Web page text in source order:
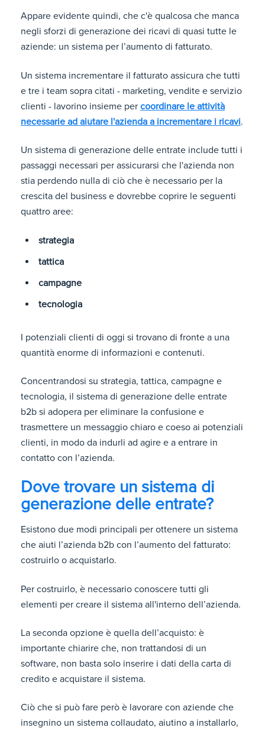
Appare evidente quindi, che c'è qualcosa che manca
negli sforzi di generazione dei ricavi di quasi tutte le
aziende: un sistema per l’aumento di fatturato.
Un sistema incrementare il fatturato assicura che tutti
e tre i team sopra citati - marketing, vendite e servizio
clienti - lavorino insieme per coordinare le attività
necessarie ad aiutare l'azienda a incrementare i ricavi.
Un sistema di generazione delle entrate include tutti i
passaggi necessari per assicurarsi che l'azienda non
stia perdendo nulla di ciò che è necessario per la
crescita del business e dovrebbe coprire le seguenti
quattro aree:
strategia
tattica
campagne
tecnologia
I potenziali clienti di oggi si trovano di fronte a una
quantità enorme di informazioni e contenuti.
Concentrandosi su strategia, tattica, campagne e
tecnologia, il sistema di generazione delle entrate
b2b si adopera per eliminare la confusione e
trasmettere un messaggio chiaro e coeso ai potenziali
clienti, in modo da indurli ad agire e a entrare in
contatto con l’azienda.
Dove trovare un sistema di
generazione delle entrate?
Esistono due modi principali per ottenere un sistema
che aiuti l’azienda b2b con l’aumento del fatturato:
costruirlo o acquistarlo.
Per costruirlo, è necessario conoscere tutti gli
elementi per creare il sistema all'interno dell’azienda.
La seconda opzione è quella dell’acquisto: è
importante chiarire che, non trattandosi di un
software, non basta solo inserire i dati della carta di
credito e acquistare il sistema.
Ciò che si può fare però è lavorare con aziende che
insegnino un sistema collaudato, aiutino a installarlo,